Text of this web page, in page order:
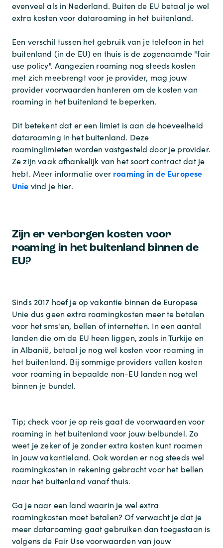
evenveel als in Nederland. Buiten de EU betaal je wel
extra kosten voor dataroaming in het buitenland.
Een verschil tussen het gebruik van je telefoon in het
buitenland (in de EU) en thuis is de zogenaamde "fair
use policy". Aangezien roaming nog steeds kosten
met zich meebrengt voor je provider, mag jouw
provider voorwaarden hanteren om de kosten van
roaming in het buitenland te beperken.
Dit betekent dat er een limiet is aan de hoeveelheid
dataroaming in het buitenland. Deze
roaminglimieten worden vastgesteld door je provider.
Ze zijn vaak afhankelijk van het soort contract dat je
hebt. Meer informatie over roaming in de Europese
Unie vind je hier.
Zijn er verborgen kosten voor
roaming in het buitenland binnen de
EU?
Sinds 2017 hoef je op vakantie binnen de Europese
Unie dus geen extra roamingkosten meer te betalen
voor het sms'en, bellen of internetten. In een aantal
landen die om de EU heen liggen, zoals in Turkije en
in Albanië, betaal je nog wel kosten voor roaming in
het buitenland. Bij sommige providers vallen kosten
voor roaming in bepaalde non-EU landen nog wel
binnen je bundel.
Tip; check voor je op reis gaat de voorwaarden voor
roaming in het buitenland voor jouw belbundel. Zo
weet je zeker of je zonder extra kosten kunt roamen
in jouw vakantieland. Ook worden er nog steeds wel
roamingkosten in rekening gebracht voor het bellen
naar het buitenland vanaf thuis.
Ga je naar een land waarin je wel extra
roamingkosten moet betalen? Of verwacht je dat je
meer dataroaming gaat gebruiken dan toegestaan is
volgens de Fair Use voorwaarden van jouw